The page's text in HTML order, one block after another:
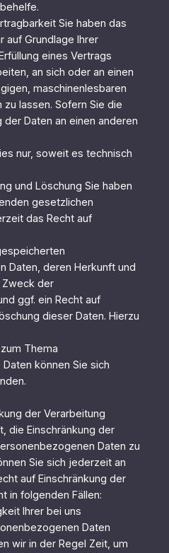
Sie haben das
auf Grundlage Ihrer
eines Vertrags
an sich oder an einen
maschinenlesbaren
zu lassen. Sofern Sie die
Daten an einen anderen
nur, soweit es technisch
und Löschung Sie haben
gesetzlichen
das Recht auf
Daten, deren Herkunft und
Zweck der
ggf. ein Recht auf
dieser Daten. Hierzu
Thema
können Sie sich
der Verarbeitung
die Einschränkung der
Daten zu
Sie sich jederzeit an
auf Einschränkung der
in folgenden Fällen:
Ihrer bei uns
Daten
wir in der Regel Zeit, um